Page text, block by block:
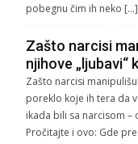
pobegnu čim ih neko […]
Zašto narcisi
njihove „ljubavi“
Zašto narcisi
poreklo koje ih tera da
ikada bili sa narcisom –
Pročitajte i ovo: Gde